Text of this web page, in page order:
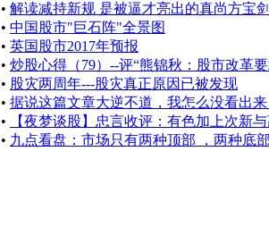
• 解读减持新规 是被逼才亮出的真尚方宝
• 中国股市"巨石阵"全景图
• 英国股市2017年预报
• 炒股心得（79）--评“熊锦秋：股市改革
• 股灾两周年---股灾真正原因已被发现
• 据说这篇文章大逆不道，我怎么没看出
•
【夜梦谈股】忠言收评：有色加上次新
• 九点看盘：市场只有两种顶部 ，两种底